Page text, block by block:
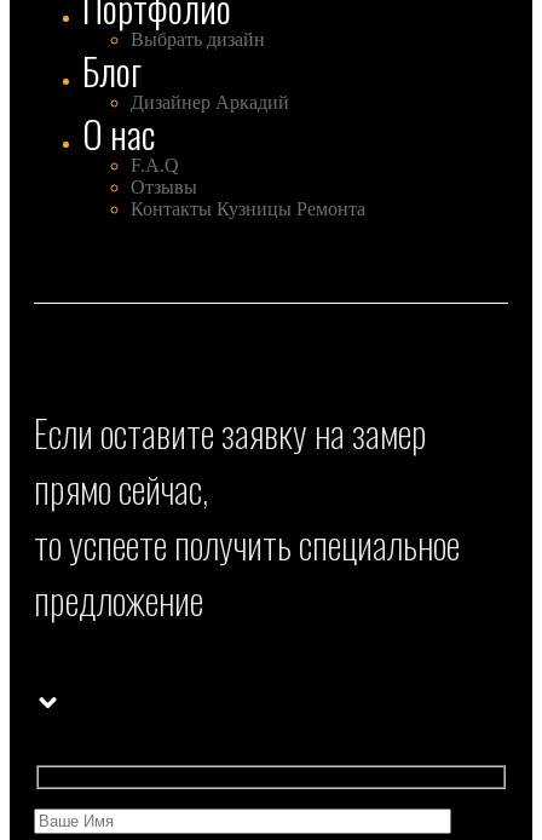
Выбрать дизайн
Блог
Дизайнер Аркадий
О нас
F.A.Q
Отзывы
Контакты Кузницы Ремонта
Если оставите заявку на замер
прямо сейчас,
то успеете получить специальное
предложение